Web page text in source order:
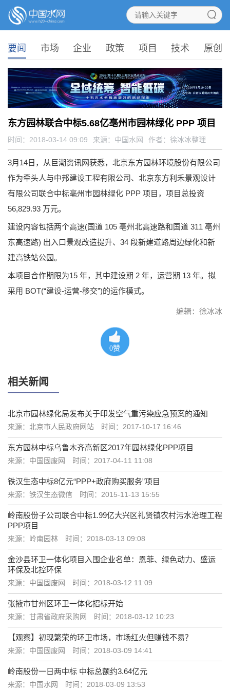
要闻 市场 企业 政策 项目 技术 原创
东方园林联合中标5.68亿亳州市园林绿化 PPP 项目
时间：2018-03-14 09:09 来源： 中国水网 作者：徐冰冰整理
3月14日，从巨潮资讯网获悉，北京东方园林环境股份有限公司
作为牵头人与中邦建设工程有限公司、北京东方利禾景观设计
有限公司联合中标亳州市园林绿化 PPP 项目，项目总投资
56,829.93 万元。
建设内容包括两个高速(国道 105 亳州北高速路和国道 311 亳州
东高速路) 出入口景观改造提升、34 段新建道路周边绿化和新
建高铁站公园。
本项目合作期限为15 年，其中建设期 2 年，运营期 13 年。拟
采用 BOT(“建设-运营-移交”)的运作模式。
编辑：徐冰冰
0赞
相关新闻
北京市园林绿化局发布关于印发空气重污染应急预案的通知
来源：北京市人民政府网站 时间：2017-10-17 16:46
东方园林中标乌鲁木齐高新区2017年园林绿化PPP项目
来源：中国固废网 时间：2017-04-11 11:08
铁汉生态中标8亿元“PPP+政府购买服务”项目
来源：铁汉生态微信 时间：2015-11-13 15:55
岭南股份子公司联合中标1.99亿大兴区礼贤镇农村污水治理工程
PPP项目
来源：岭南园林 时间：2018-03-13 09:08
金沙县环卫一体化项目入围企业名单：恩菲、绿色动力、盛运
环保及北控环保
来源：中国固废网 时间：2018-03-12 11:09
张掖市甘州区环卫一体化招标开始
来源：甘肃省政府采购网 时间：2018-03-12 10:23
【观察】初现繁荣的环卫市场，市场红火但赚钱不易？
来源：中国固废网 时间：2018-03-09 14:41
岭南股份一日两中标 中标总额约3.64亿元
来源：中国水网 时间：2018-03-09 13:53